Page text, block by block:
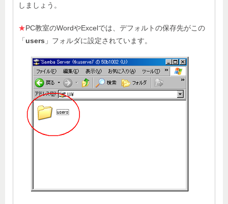
しましょう。
★PC教室のWordやExcelでは、デフォルトの保存先がこの
「users 」フォルダに設定されています。